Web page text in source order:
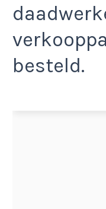
besteld.